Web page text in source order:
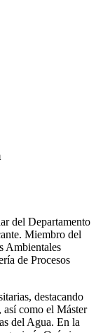
del Departamento
Miembro del
Ambientales
de Procesos
destacando
como el Máster
del Agua. En la